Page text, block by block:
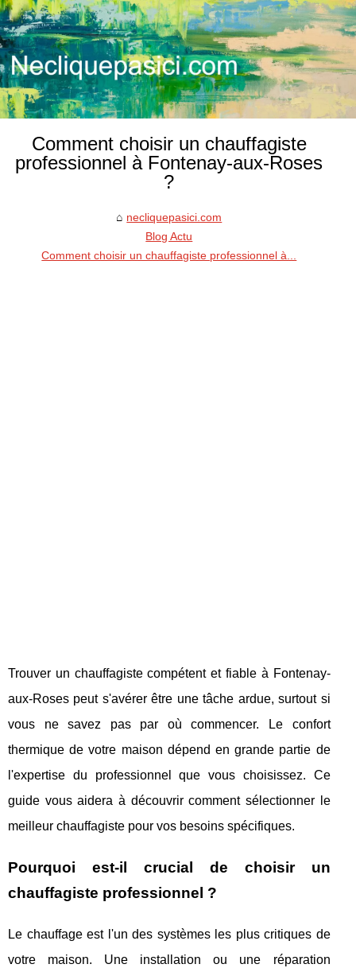
Comment choisir un chauffagiste
professionnel à Fontenay-aux-Roses
?
necliquepasici.com
Blog Actu
Comment choisir un chauffagiste professionnel à...
Trouver un chauffagiste compétent et fiable à Fontenay-
aux-Roses peut s'avérer être une tâche ardue, surtout si
vous ne savez pas par où commencer. Le confort
thermique de votre maison dépend en grande partie de
l'expertise du professionnel que vous choisissez. Ce
guide vous aidera à découvrir comment sélectionner le
meilleur chauffagiste pour vos besoins spécifiques.
Pourquoi est-il crucial de choisir un
chauffagiste professionnel ?
Le chauffage est l'un des systèmes les plus critiques de
votre maison. Une installation ou une réparation